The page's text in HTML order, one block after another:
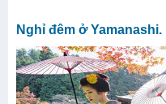
Nghỉ đêm ở Yamanashi.